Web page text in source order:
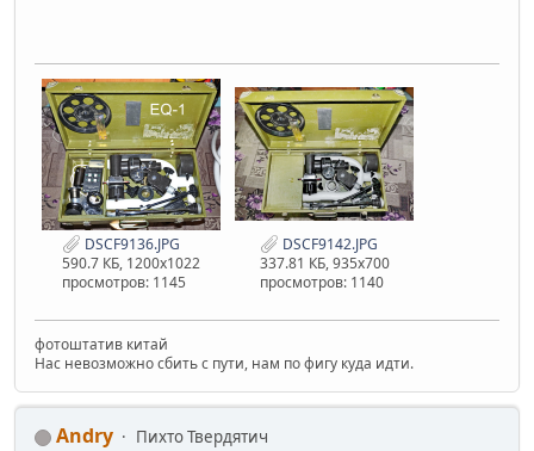
DSCF9136.JPG
590.7 КБ, 1200x1022
просмотров: 1145
DSCF9142.JPG
337.81 КБ, 935x700
просмотров: 1140
фотоштатив китай
Нас невозможно сбить с пути, нам по фигу куда идти.
Andry
Пихто Твердятич